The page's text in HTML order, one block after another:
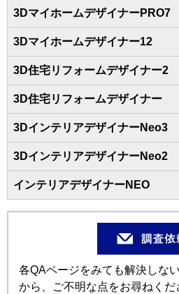
3DマイホームデザイナーPRO7
3Dマイホームデザイナー12
3D住宅リフォームデザイナー2
3D住宅リフォームデザイナー
3DインテリアデザイナーNeo3
3DインテリアデザイナーNeo2
インテリアデザイナーNEO
各QAページをみても解決しな
から、ご不明な点をお尋ねくだ